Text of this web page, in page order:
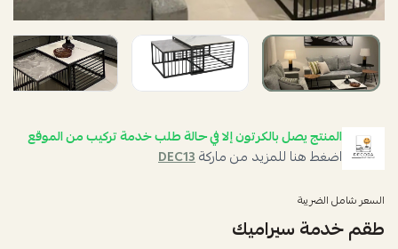
المنتج يصل بالكرتون إلا في حالة طلب خدمة تركيب من الموقع
اضغط هنا للمزيد من ماركةDEC13
السعر شامل الضريبة
طقم خدمة سيراميك